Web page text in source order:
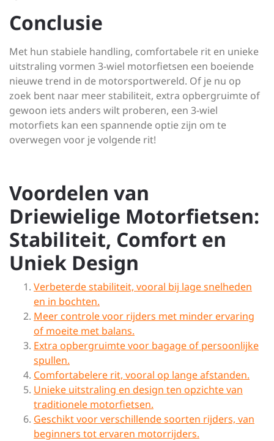
Conclusie
Met hun stabiele handling, comfortabele rit en unieke
uitstraling vormen 3-wiel motorfietsen een boeiende
nieuwe trend in de motorsportwereld. Of je nu op
zoek bent naar meer stabiliteit, extra opbergruimte of
gewoon iets anders wilt proberen, een 3-wiel
motorfiets kan een spannende optie zijn om te
overwegen voor je volgende rit!
Voordelen van
Driewielige Motorfietsen:
Stabiliteit, Comfort en
Uniek Design
Verbeterde stabiliteit, vooral bij lage snelheden
en in bochten.
Meer controle voor rijders met minder ervaring
of moeite met balans.
Extra opbergruimte voor bagage of persoonlijke
spullen.
Comfortabelere rit, vooral op lange afstanden.
Unieke uitstraling en design ten opzichte van
traditionele motorfietsen.
Geschikt voor verschillende soorten rijders, van
beginners tot ervaren motorrijders.